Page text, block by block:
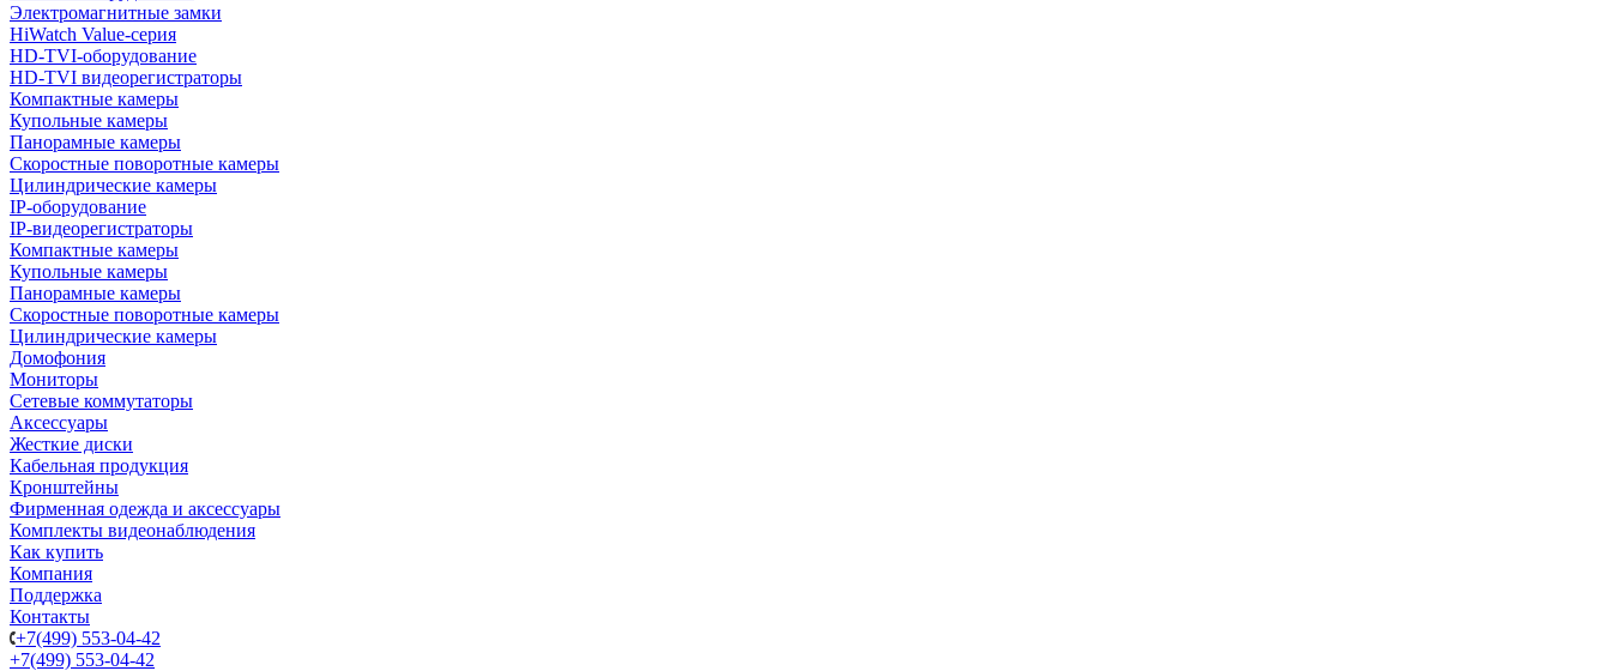
Электромагнитные замки
HiWatch Value-серия
HD-TVI-оборудование
HD-TVI видеорегистраторы
Компактные камеры
Купольные камеры
Панорамные камеры
Скоростные поворотные камеры
Цилиндрические камеры
IP-оборудование
IP-видеорегистраторы
Компактные камеры
Купольные камеры
Панорамные камеры
Скоростные поворотные камеры
Цилиндрические камеры
Домофония
Мониторы
Сетевые коммутаторы
Аксессуары
Жесткие диски
Кабельная продукция
Кронштейны
Фирменная одежда и аксессуары
Комплекты видеонаблюдения
Как купить
Компания
Поддержка
Контакты
+7(499) 553-04-42
+7(499) 553-04-42